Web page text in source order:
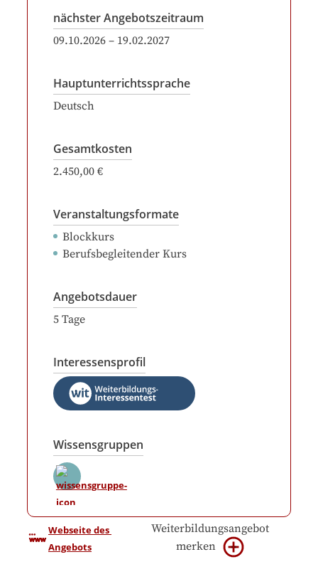
nächster Angebotszeitraum
09.10.2026 – 19.02.2027
Hauptunterrichtssprache
Deutsch
Gesamtkosten
2.450,00 €
Veranstaltungsformate
Blockkurs
Berufsbegleitender Kurs
Angebotsdauer
5 Tage
Interessensprofil
Wissensgruppen
Webseite des
Angebots
Weiterbildungsangebot
merken